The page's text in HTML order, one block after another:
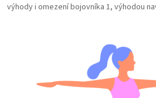
výhody i omezení bojovníka 1, výhodou